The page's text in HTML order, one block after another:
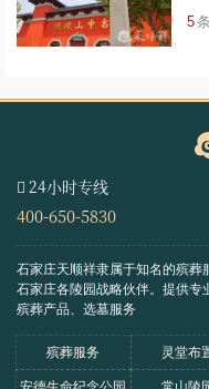
5
24小时专线
400-650-5830
石家庄天顺祥隶属于知名的殡葬
石家庄各陵园战略伙伴。 提供专
殡葬产品、选墓服务
殡葬服务 灵堂布